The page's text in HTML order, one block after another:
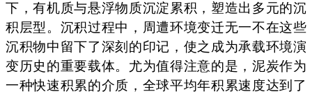
下，有机质与悬浮物质沉淀累积，塑造出多元的沉
积层型。沉积过程中，周遭环境变迁无一不在这些
沉积物中留下了深刻的印记，使之成为承载环境演
变历史的重要载体。尤为值得注意的是，泥炭作为
一种快速积累的介质，全球平均年积累速度达到了